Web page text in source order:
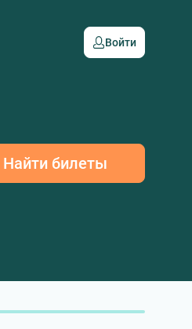
Войти
Найти билеты